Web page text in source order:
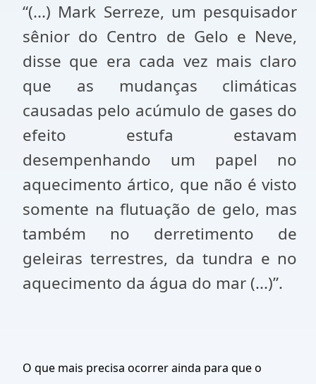
“(...) Mark Serreze, um pesquisador
sênior do Centro de Gelo e Neve,
disse que era cada vez mais claro
que as mudanças climáticas
causadas pelo acúmulo de gases do
efeito estufa estavam
desempenhando um papel no
aquecimento ártico, que não é visto
somente na flutuação de gelo, mas
também no derretimento de
geleiras terrestres, da tundra e no
aquecimento da água do mar (...)”.
O que mais precisa ocorrer ainda para que o